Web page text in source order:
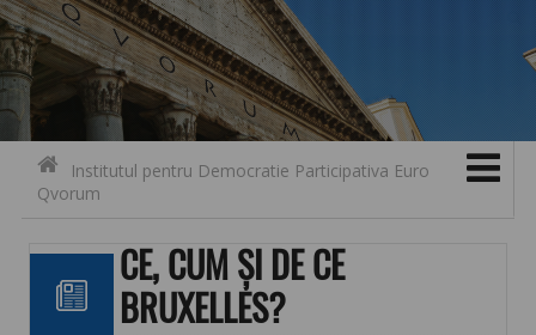
Contact
Skip to content
Institutul pentru Democratie Participativa Euro
Qvorum
CE, CUM ȘI DE CE
BRUXELLES?